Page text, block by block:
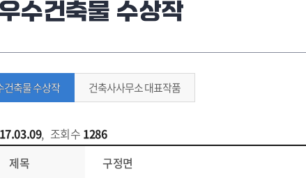
수건축물 수상작
건축물 수상작 건축사사무소 대표작품
, 조회수 1286
제목
구정면